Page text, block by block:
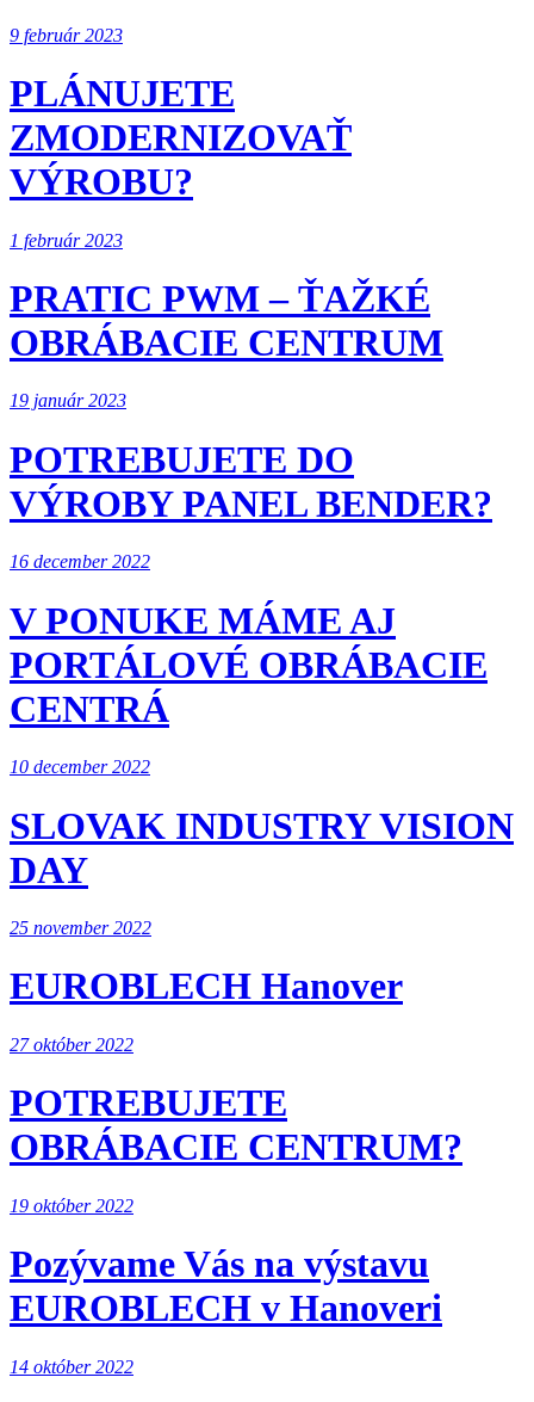
9 február 2023
PLÁNUJETE
ZMODERNIZOVAŤ
VÝROBU?
1 február 2023
PRATIC PWM – ŤAŽKÉ
OBRÁBACIE CENTRUM
19 január 2023
POTREBUJETE DO
VÝROBY PANEL BENDER?
16 december 2022
V PONUKE MÁME AJ
PORTÁLOVÉ OBRÁBACIE
CENTRÁ
10 december 2022
SLOVAK INDUSTRY VISION
DAY
25 november 2022
EUROBLECH Hanover
27 október 2022
POTREBUJETE
OBRÁBACIE CENTRUM?
19 október 2022
Pozývame Vás na výstavu
EUROBLECH v Hanoveri
14 október 2022